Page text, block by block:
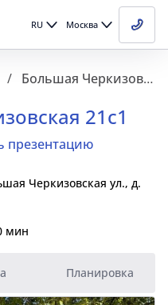
RU Москва
Большая Черкизовская 21с1
21с1
презентацию
Черкизовская ул., д.
мин
Планировка